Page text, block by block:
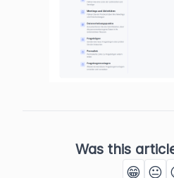
Was this
😁 😐